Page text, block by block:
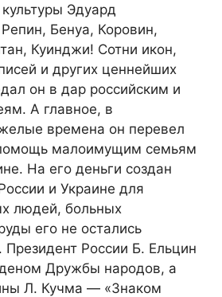
Эдуард
Бенуа, Коровин,
Куинджи! Сотни икон,
и других ценнейших
он в дар российским и
А главное, в
времена он перевел
малоимущим семьям
На его деньги создан
и Украине для
людей, больных
его не остались
России Б. Ельцин
Дружбы народов, а
Л. Кучма — «Знаком